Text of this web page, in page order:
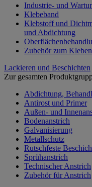
Industrie- und
Klebeband
Klebstoff und
und Abdichtung
Zubehör zum
Lackieren und Beschichten
Zur gesamten
Abdichtung,
Antirost und Primer
Außen- und
Bodenanstrich
Galvanisierung
Metallschutz
Rutschfeste
Sprühanstrich
Technischer Anstrich
Zubehör für Anstrich